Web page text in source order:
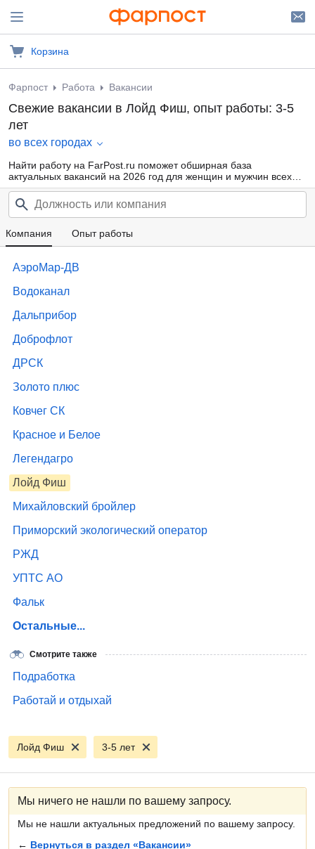
Корзина
Фарпост Работа Вакансии
Свежие вакансии в Лойд Фиш, опыт работы: 3-5
лет
во всех городах
Найти работу на FarPost.ru поможет обширная база
актуальных вакансий на 2026 год для женщин и мужчин всех
возрастов от прямых работодателей и кадровых агентств.
Воспользуйтесь удобной фильтрацией по профессиональным
областям, должности, типу занятости и другим параметрам или
внутренним поиском по сайту — так намного проще найти то,
что подходит именно Вам.
Компания Опыт работы
АэроМар-ДВ
Водоканал
Дальприбор
Доброфлот
ДРСК
Золото плюс
Ковчег СК
Красное и Белое
Легендагро
Лойд Фиш
Михайловский бройлер
Приморский экологический оператор
РЖД
УПТС АО
Фальк
Остальные...
Смотрите также
Подработка
Работай и отдыхай
Лойд Фиш 3-5 лет
Мы ничего не нашли по вашему запросу.
Мы не нашли актуальных предложений по вашему запросу.
← Вернуться в раздел «Вакансии»